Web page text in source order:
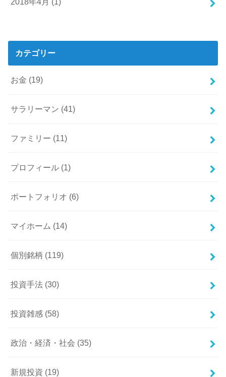
カテゴリー
お金 (19)
サラリーマン (41)
ファミリー (11)
プロフィール (1)
ポートフォリオ (6)
マイホーム (14)
個別銘柄 (119)
投資手法 (30)
投資雑感 (58)
政治・経済・社会 (35)
新規投資 (19)